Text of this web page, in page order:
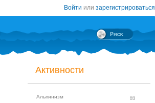
Войти или зарегистрироваться
Активности
Альпинизм